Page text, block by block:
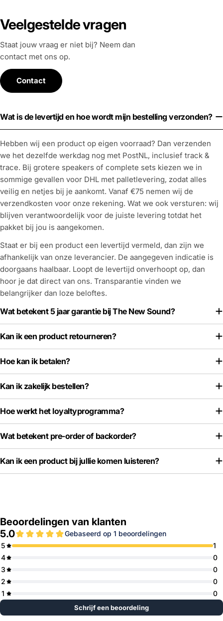
Veelgestelde vragen
Staat jouw vraag er niet bij? Neem dan
contact met ons op.
Contact
Wat is de levertijd en hoe wordt mijn bestelling verzonden?
Hebben wij een product op eigen voorraad? Dan verzenden
we het dezelfde werkdag nog met PostNL, inclusief track &
trace. Bij grotere speakers of complete sets kiezen we in
sommige gevallen voor DHL met palletlevering, zodat alles
veilig en netjes bij je aankomt. Vanaf €75 nemen wij de
verzendkosten voor onze rekening. Wat we ook versturen: wij
blijven verantwoordelijk voor de juiste levering totdat het
pakket bij jou is aangekomen.
Staat er bij een product een levertijd vermeld, dan zijn we
afhankelijk van onze leverancier. De aangegeven indicatie is
doorgaans haalbaar. Loopt de levertijd onverhoopt op, dan
hoor je dat direct van ons. Transparantie vinden we
belangrijker dan loze beloftes.
Wat betekent 5 jaar garantie bij The New Sound?
Kan ik een product retourneren?
Hoe kan ik betalen?
Kan ik zakelijk bestellen?
Hoe werkt het loyaltyprogramma?
Wat betekent pre-order of backorder?
Kan ik een product bij jullie komen luisteren?